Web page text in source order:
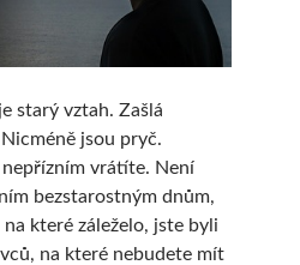
vztah. Zašlá
jsou pryč.
nepřízním vrátíte. Není
bezstarostným dnům,
které záleželo, jste byli
na které nebudete mít